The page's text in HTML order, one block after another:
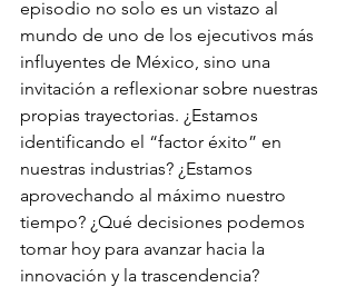
episodio no solo es un vistazo al
mundo de uno de los ejecutivos más
influyentes de México, sino una
invitación a reflexionar sobre nuestras
propias trayectorias. ¿Estamos
identificando el “factor éxito” en
nuestras industrias? ¿Estamos
aprovechando al máximo nuestro
tiempo? ¿Qué decisiones podemos
tomar hoy para avanzar hacia la
innovación y la trascendencia?